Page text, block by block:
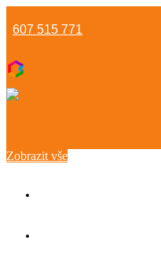
607 515 771
Zobrazit vše